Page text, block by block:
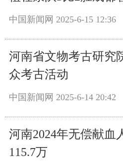
中国新闻网 2025-6-15 12:36
河南省文物考古研究
众考古活动
中国新闻网 2025-6-14 20:42
河南2024年无偿献血
115.7万